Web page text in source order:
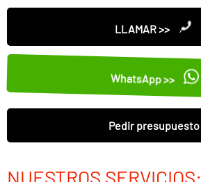
LLAMAR >>
WhatsApp >>
Pedir presupuesto
NUESTROS SERVICIOS: